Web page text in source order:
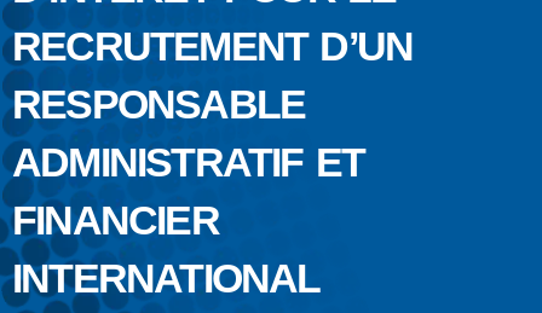
RECRUTEMENT D’UN
RESPONSABLE
ADMINISTRATIF ET
FINANCIER
INTERNATIONAL